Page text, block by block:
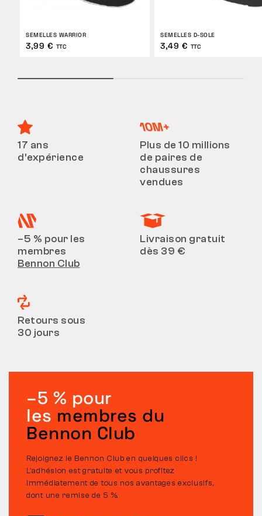
SEMELLES WARRIOR
3,99 € TTC
SEMELLES D-SOLE
3,49 € TTC
17 ans
d’expérience
Plus de 10 millions
de paires de
chaussures
vendues
–5 % pour les
membres
Bennon Club
Livraison gratuit
dès 39 €
Retours sous
30 jours
–5 % pour
les membres du
Bennon Club
Rejoignez le Bennon Club en quelques clics !
L’adhésion est gratuite et vous profitez
immédiatement de tous nos avantages exclusifs,
dont une remise de 5 %.